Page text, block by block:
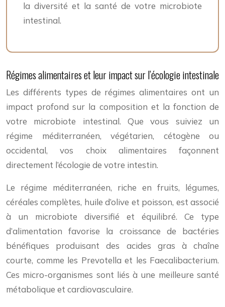
la diversité et la santé de votre microbiote
intestinal.
Régimes alimentaires et leur impact sur l’écologie intestinale
Les différents types de régimes alimentaires ont un
impact profond sur la composition et la fonction de
votre microbiote intestinal. Que vous suiviez un
régime méditerranéen, végétarien, cétogène ou
occidental, vos choix alimentaires façonnent
directement l’écologie de votre intestin.
Le régime méditerranéen, riche en fruits, légumes,
céréales complètes, huile d’olive et poisson, est associé
à un microbiote diversifié et équilibré. Ce type
d’alimentation favorise la croissance de bactéries
bénéfiques produisant des acides gras à chaîne
courte, comme les Prevotella et les Faecalibacterium.
Ces micro-organismes sont liés à une meilleure santé
métabolique et cardiovasculaire.